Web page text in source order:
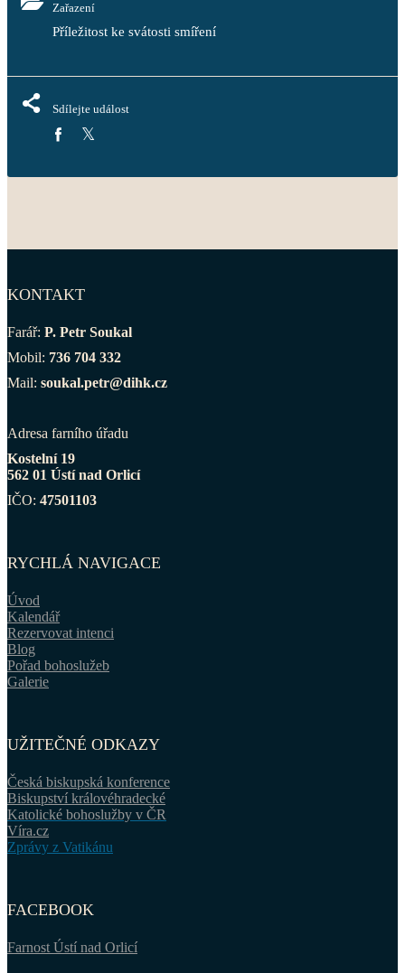
Zařazení
Příležitost ke svátosti smíření
Sdílejte událost
KONTAKT
Farář: P. Petr Soukal
Mobil: 736 704 332
Mail: soukal.petr@dihk.cz
Adresa farního úřadu
Kostelní 19
562 01 Ústí nad Orlicí
IČO: 47501103
RYCHLÁ NAVIGACE
Úvod
Kalendář
Rezervovat intenci
Blog
Pořad bohoslužeb
Galerie
UŽITEČNÉ ODKAZY
Česká biskupská konference
Biskupství královéhradecké
Katolické bohoslužby v ČR
Víra.cz
Zprávy z Vatikánu
FACEBOOK
Farnost Ústí nad Orlicí